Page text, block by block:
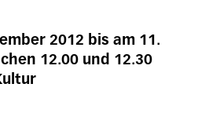
2012 bis am 11.
12.00 und 12.30